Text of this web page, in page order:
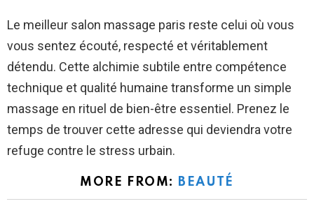
Le meilleur salon massage paris reste celui où vous
vous sentez écouté, respecté et véritablement
détendu. Cette alchimie subtile entre compétence
technique et qualité humaine transforme un simple
massage en rituel de bien-être essentiel. Prenez le
temps de trouver cette adresse qui deviendra votre
refuge contre le stress urbain.
MORE FROM: BEAUTÉ